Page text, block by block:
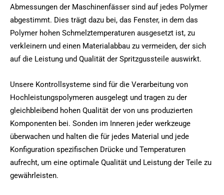
Abmessungen der Maschinenfässer sind auf jedes Polymer
abgestimmt. Dies trägt dazu bei, das Fenster, in dem das
Polymer hohen Schmelztemperaturen ausgesetzt ist, zu
verkleinern und einen Materialabbau zu vermeiden, der sich
auf die Leistung und Qualität der Spritzgussteile auswirkt.
Unsere Kontrollsysteme sind für die Verarbeitung von
Hochleistungspolymeren ausgelegt und tragen zu der
gleichbleibend hohen Qualität der von uns produzierten
Komponenten bei. Sonden im Inneren jeder werkzeuge
überwachen und halten die für jedes Material und jede
Konfiguration spezifischen Drücke und Temperaturen
aufrecht, um eine optimale Qualität und Leistung der Teile zu
gewährleisten.